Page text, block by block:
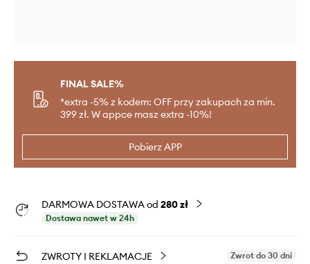
FINAL SALE%
*extra -5% z kodem: OFF przy zakupach za min.
399 zł. W appce masz extra -10%!
Pobierz APP
DARMOWA DOSTAWA od 280 zł
Dostawa nawet w 24h
ZWROTY I REKLAMACJE Zwrot do 30 dni